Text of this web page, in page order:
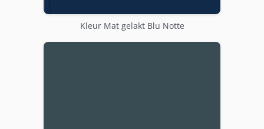
Kleur Mat gelakt Blu Notte